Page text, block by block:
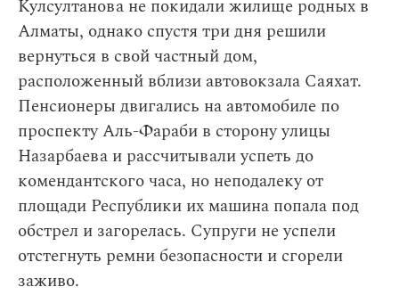
Кулсултанова не покидали жилище родных в
Алматы, однако спустя три дня решили
вернуться в свой частный дом,
расположенный вблизи автовокзала Саяхат.
Пенсионеры двигались на автомобиле по
проспекту Аль-Фараби в сторону улицы
Назарбаева и рассчитывали успеть до
комендантского часа, но неподалеку от
площади Республики их машина попала под
обстрел и загорелась. Супруги не успели
отстегнуть ремни безопасности и сгорели
заживо.